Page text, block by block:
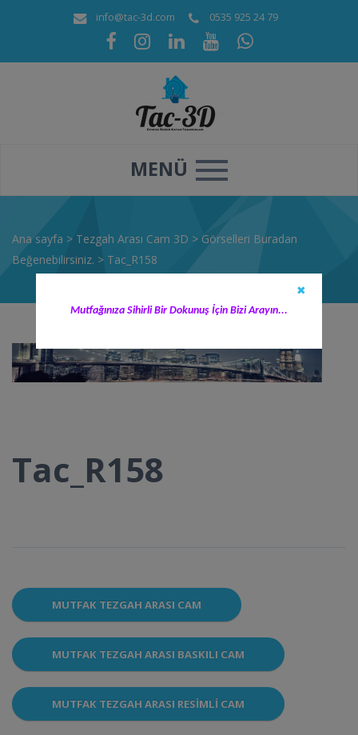
info@tac-3d.com 0535 925 24 79
MENÜ
Ana sayfa > Tezgah Arası Cam 3D > Görselleri Buradan
Beğenebilirsiniz. > Tac_R158
Tac_R158
MUTFAK TEZGAH ARASI CAM
MUTFAK TEZGAH ARASI BASKILI CAM
MUTFAK TEZGAH ARASI RESIMLI CAM
Mutfağınıza Sihirli Bir Dokunuş İçin Bizi Arayın...
✖